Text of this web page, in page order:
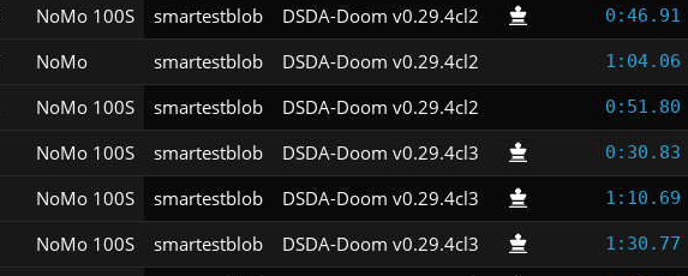
NoMo 100S smartestblob DSDA-Doom v0.29.4cl2 0:46.91
NoMo smartestblob DSDA-Doom v0.29.4cl2 1:04.06
NoMo 100S smartestblob DSDA-Doom v0.29.4cl2 0:51.80
NoMo 100S smartestblob DSDA-Doom v0.29.4cl3 0:30.83
NoMo 100S smartestblob DSDA-Doom v0.29.4cl3 1:10.69
NoMo 100S smartestblob DSDA-Doom v0.29.4cl3 1:30.77